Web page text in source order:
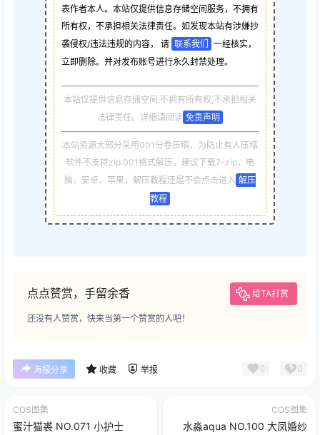
表作者本人。本站仅提供信息存储空间服务，不拥有
所有权，不承担相关法律责任。如发现本站有涉嫌抄
袭侵权/违法违规的内容， 请 联系我们
一经核实，
立即删除。并对发布账号进行永久封禁处理。
本站仅提供信息存储空间,不拥有所有权,不承担相关
法律责任。详细请阅读 免责声明
本站资源大部分采用001分卷压缩，为防止有人压缩
软件不支持zip.001格式解压，建议下载7-zip，电
脑，安卓，苹果，解压教程还是不会点击进入 解压
教程
点点赞赏，手留余香 给TA打赏
还没有人赞赏，快来当第一个赞赏的人吧！
海报分享 收藏 举报 0 0
COS图集
蜜汁猫裘 NO.071 小护士
COS图集
水淼aqua NO.100 大凤婚纱